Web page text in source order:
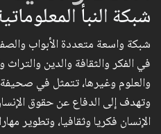
شبكة النبأ
شبكة واسعة متعددة الأبواب
في الفكر والثقافة والدين
والعلوم وغيرها، تتمثل في
وتهدف إلى الدفاع عن حقوق
الإنسان فكريا وثقافيا، وتطوير